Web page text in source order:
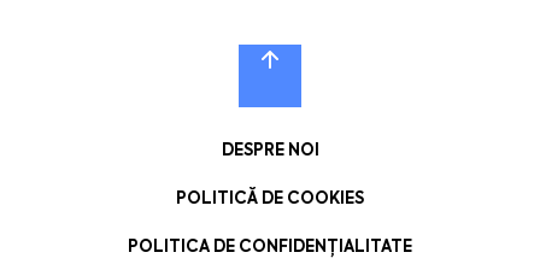
DESPRE NOI
POLITICĂ DE COOKIES
POLITICA DE CONFIDENȚIALITATE